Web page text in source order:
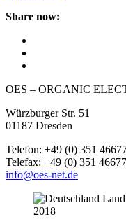
Share now:
OES – ORGANIC
Würzburger Str. 51
01187 Dresden
Telefon: +49 (0) 351
Telefax: +49 (0) 351
info@oes-net.de